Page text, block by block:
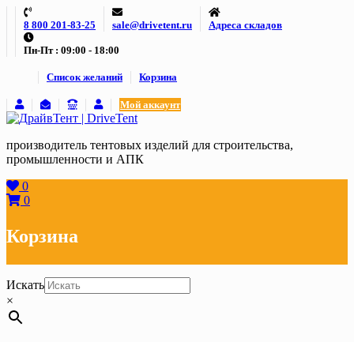
Skip
content
8 800 201-83-25 sale@drivetent.ru Адреса складов
Пн-Пт : 09:00 - 18:00
Список желаний Корзина
Мой аккаунт
производитель тентовых изделий для строительства,
промышленности и АПК
0
0
Корзина
Искать
×